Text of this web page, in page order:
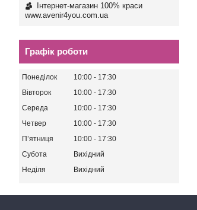
Інтернет-магазин 100% краси
www.avenir4you.com.ua
Графік роботи
Понеділок 10:00
17:30
Вівторок
10:00
17:30
Середа
10:00
17:30
Четвер
10:00
17:30
Пʼятниця
10:00
17:30
Субота
Вихідний
Неділя
Вихідний